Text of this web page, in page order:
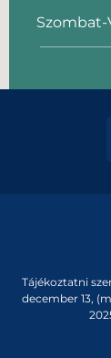
Szombat-
Tájékoztatni
december 13,